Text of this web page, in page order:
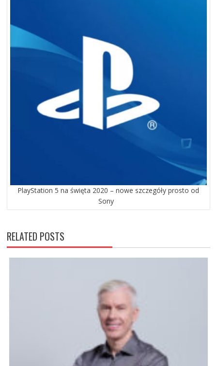
PlayStation 5 na święta 2020 – nowe szczegóły prosto od
Sony
RELATED POSTS